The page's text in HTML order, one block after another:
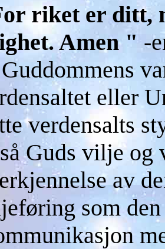
riket er ditt,
Amen "-
eller
verdensalts
Guds vilje
av
som